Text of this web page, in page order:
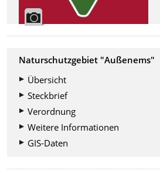
Naturschutzgebiet "Außenems"
Übersicht
Steckbrief
Verordnung
Weitere Informationen
GIS-Daten